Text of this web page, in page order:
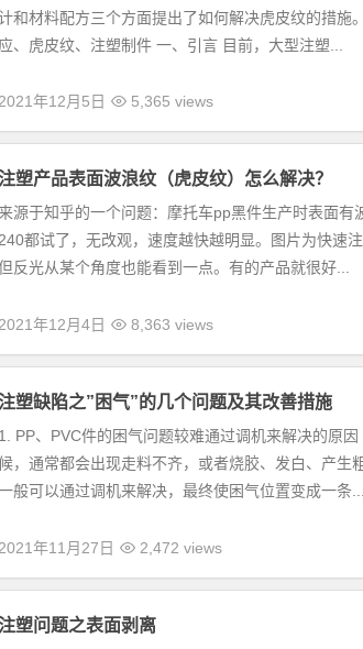
和材料配方三个方面提出了如何解决虎皮纹的措施
应、虎皮纹、注塑制件 一、引言 目前，大型注塑...
2021年12月5日 5,365 views
塑产品表面波浪纹（虎皮纹）怎么解决？
源于知乎的一个问题：摩托车pp黑件生产时表面有
240都试了，无改观，速度越快越明显。图片为快速
反光从某个角度也能看到一点。有的产品就很好...
2021年12月4日 8,363 views
塑缺陷之”困气”的几个问题及其改善措施
1. PP、PVC件的困气问题较难通过调机来解决的原
，通常都会出现走料不齐，或者烧胶、发白、产生
般可以通过调机来解决，最终使困气位置变成一条...
2021年11月27日 2,472 views
塑问题之表面剥离